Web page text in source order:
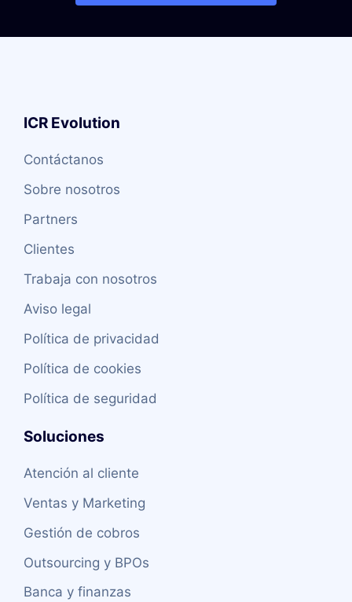
ICR Evolution
Contáctanos
Sobre nosotros
Partners
Clientes
Trabaja con nosotros
Aviso legal
Política de privacidad
Política de cookies
Política de seguridad
Soluciones
Atención al cliente
Ventas y Marketing
Gestión de cobros
Outsourcing y BPOs
Banca y finanzas